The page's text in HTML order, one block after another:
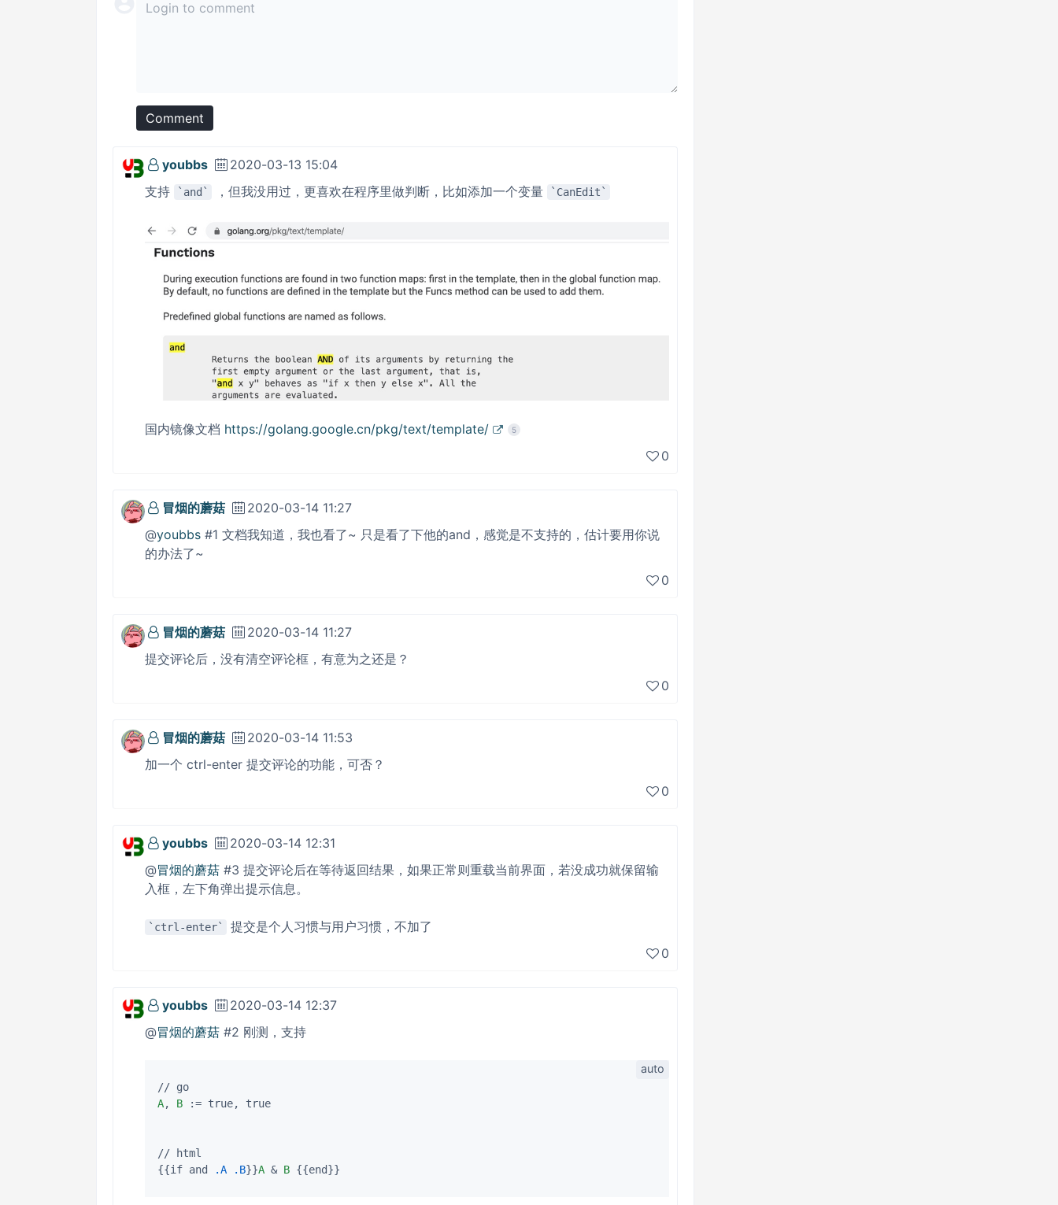
Comment
youbbs
2020-03-13 15:04
支持
and ，但我没用过，更喜欢在程序里做判断，比如添加一个变量 CanEdit
国内镜像文档 https://golang.google.cn/pkg/text/template/ 5
0
冒烟的蘑菇
2020-03-14 11:27
@youbbs #1 文档我知道，我也看了~ 只是看了下他的and，感觉是不支持的，估计要用你说
的办法了~
0
冒烟的蘑菇
2020-03-14 11:27
提交评论后，没有清空评论框，有意为之还是？
0
冒烟的蘑菇
2020-03-14 11:53
加一个 ctrl-enter 提交评论的功能，可否？
0
youbbs
2020-03-14 12:31
@冒烟的蘑菇 #3 提交评论后在等待返回结果，如果正常则重载当前界面，若没成功就保留输
入框，左下角弹出提示信息。
ctrl-enter
提交是个人习惯与用户习惯，不加了
0
youbbs
2020-03-14 12:37
@冒烟的蘑菇 #2 刚测，支持
A, B := true, true
// html
{{if and
.A .B}}A & B